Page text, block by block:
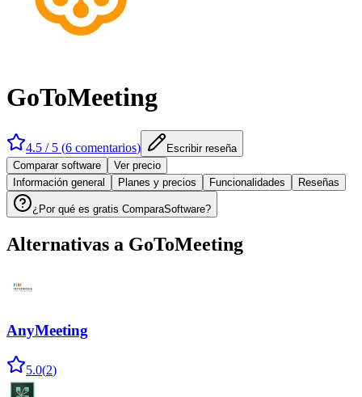
GoToMeeting
4.5 / 5 (6 comentarios)
Escribir reseña
Comparar software
Ver precio
Información general
Planes y precios Funcionalidades Reseñas
¿Por qué es gratis ComparaSoftware?
Alternativas a GoToMeeting
AnyMeeting
5.0(2)